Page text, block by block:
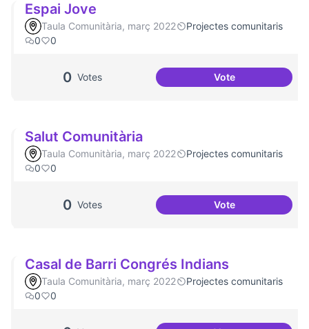
Espai Jove
Taula Comunitària, març 2022
Projectes comunitaris
0
0
0 Votes VoteEspai Jove
Salut Comunitària
Taula Comunitària, març 2022
Projectes comunitaris
0
0
0 Votes VoteSalut Comunitària
Casal de Barri Congrés Indians
Taula Comunitària, març 2022
Projectes comunitaris
0
0